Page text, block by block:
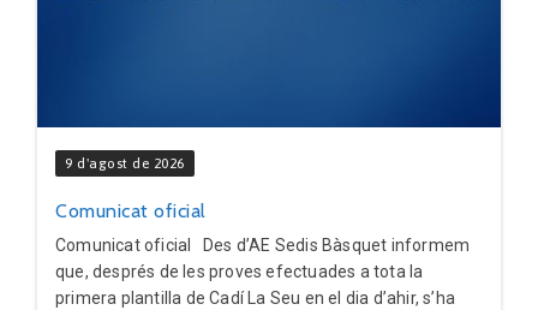
9 d'agost de 2026
Comunicat oficial
Comunicat oficial Des d’AE Sedis Bàsquet informem
que, després de les proves efectuades a tota la
primera plantilla de Cadí La Seu en el dia d’ahir, s’ha